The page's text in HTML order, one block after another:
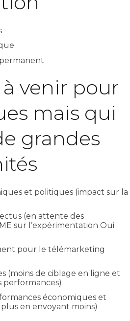
venir pour
mais qui
grandes
et politiques (impact sur la
(en attente des
sur l’expérimentation Oui
pour le télémarketing
(moins de ciblage en ligne et
performances)
économiques et
en envoyant moins)